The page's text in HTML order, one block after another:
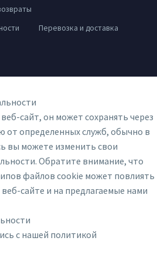
Перевозка и доставка
сайт, он может сохранять через
определенных служб, обычно в
вы можете изменить свои
Обратите внимание, что
файлов cookie может повлиять
сайте и на предлагаемые нами
с нашей политикой